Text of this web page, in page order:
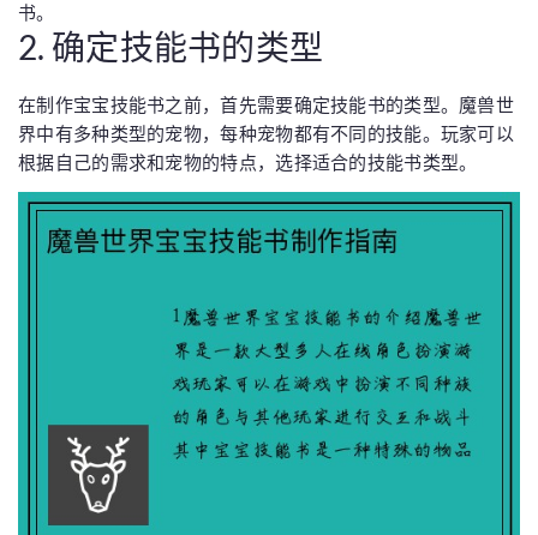
书。
2. 确定技能书的类型
在制作宝宝技能书之前，首先需要确定技能书的类型。魔兽世
界中有多种类型的宠物，每种宠物都有不同的技能。玩家可以
根据自己的需求和宠物的特点，选择适合的技能书类型。